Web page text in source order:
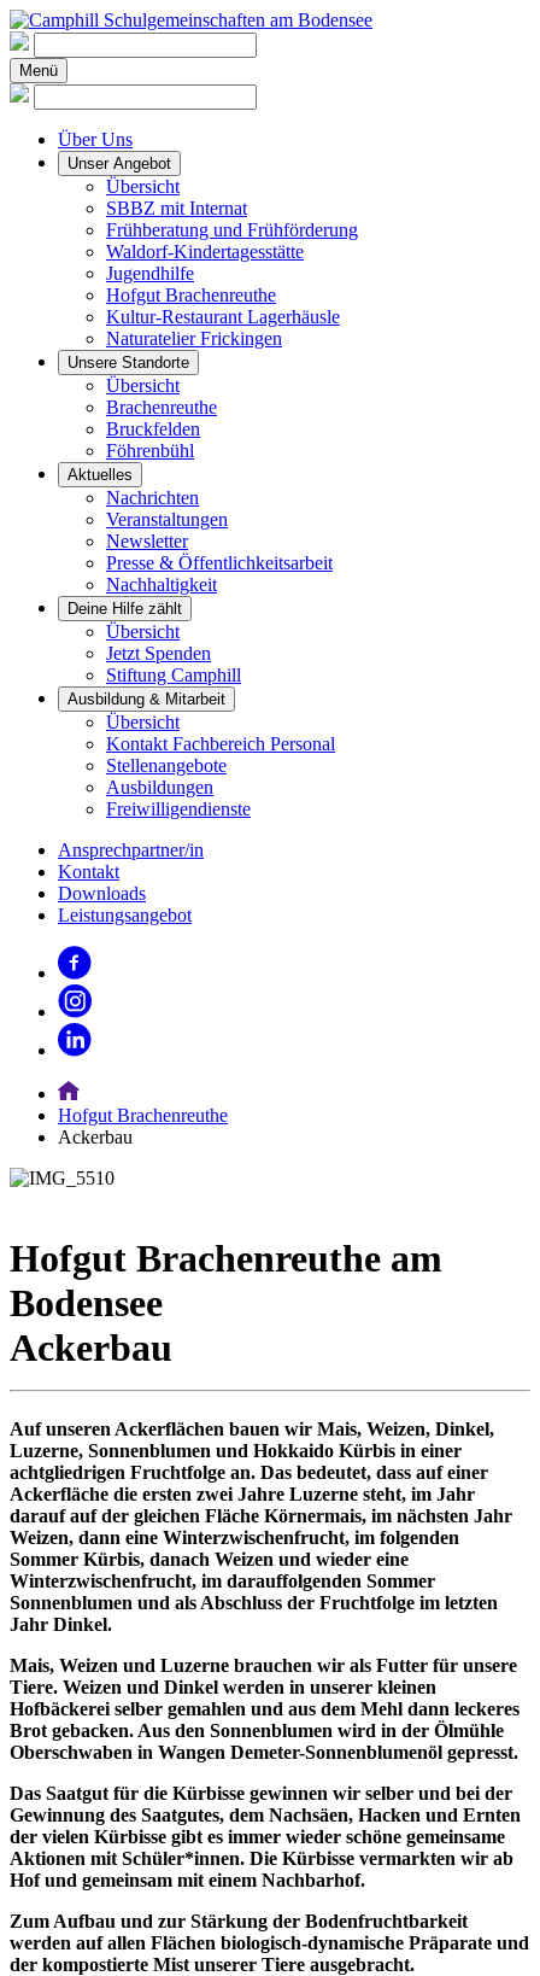
Menü
Über Uns
Unser Angebot
Übersicht
SBBZ mit Internat
Frühberatung und Frühförderung
Waldorf-Kindertagesstätte
Jugendhilfe
Hofgut Brachenreuthe
Kultur-Restaurant Lagerhäusle
Naturatelier Frickingen
Unsere Standorte
Übersicht
Brachenreuthe
Bruckfelden
Föhrenbühl
Aktuelles
Nachrichten
Veranstaltungen
Newsletter
Presse & Öffentlichkeitsarbeit
Nachhaltigkeit
Deine Hilfe zählt
Übersicht
Jetzt Spenden
Stiftung Camphill
Ausbildung & Mitarbeit
Übersicht
Kontakt Fachbereich Personal
Stellenangebote
Ausbildungen
Freiwilligendienste
Ansprechpartner/in
Kontakt
Downloads
Leistungsangebot
Hofgut Brachenreuthe
Ackerbau
Hofgut Brachenreuthe am
Bodensee
Ackerbau
Auf unseren Ackerflächen bauen wir Mais, Weizen, Dinkel,
Luzerne, Sonnenblumen und Hokkaido Kürbis in einer
achtgliedrigen Fruchtfolge an. Das bedeutet, dass auf einer
Ackerfläche die ersten zwei Jahre Luzerne steht, im Jahr
darauf auf der gleichen Fläche Körnermais, im nächsten Jahr
Weizen, dann eine Winterzwischenfrucht, im folgenden
Sommer Kürbis, danach Weizen und wieder eine
Winterzwischenfrucht, im darauffolgenden Sommer
Sonnenblumen und als Abschluss der Fruchtfolge im letzten
Jahr Dinkel.
Mais, Weizen und Luzerne brauchen wir als Futter für unsere
Tiere. Weizen und Dinkel werden in unserer kleinen
Hofbäckerei selber gemahlen und aus dem Mehl dann leckeres
Brot gebacken. Aus den Sonnenblumen wird in der Ölmühle
Oberschwaben in Wangen Demeter-Sonnenblumenöl gepresst.
Das Saatgut für die Kürbisse gewinnen wir selber und bei der
Gewinnung des Saatgutes, dem Nachsäen, Hacken und Ernten
der vielen Kürbisse gibt es immer wieder schöne gemeinsame
Aktionen mit Schüler*innen. Die Kürbisse vermarkten wir ab
Hof und gemeinsam mit einem Nachbarhof.
Zum Aufbau und zur Stärkung der Bodenfruchtbarkeit
werden auf allen Flächen biologisch-dynamische Präparate und
der kompostierte Mist unserer Tiere ausgebracht.